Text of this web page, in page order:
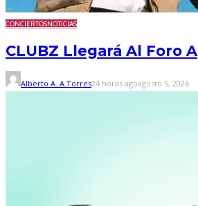
CONCIERTOSNOTICIAS
CLUBZ Llegará Al Foro A
Alberto A. A.Torres24 horas agoagosto 5, 2026